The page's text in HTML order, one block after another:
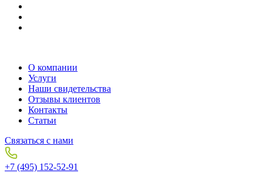
О компании
Услуги
Наши свидетельства
Отзывы клиентов
Контакты
Статьи
Связаться с нами
+7 (495) 152-52-91